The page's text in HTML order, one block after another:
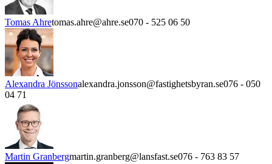
Tomas Ahretomas.ahre@ahre.se070 - 525 06 50
Alexandra Jönssonalexandra.jonsson@fastighetsbyran.se076 - 050
04 71
Martin Granbergmartin.granberg@lansfast.se076 - 763 83 57